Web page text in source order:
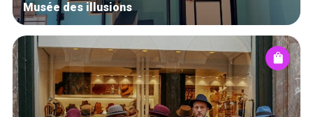
Musée des illusions